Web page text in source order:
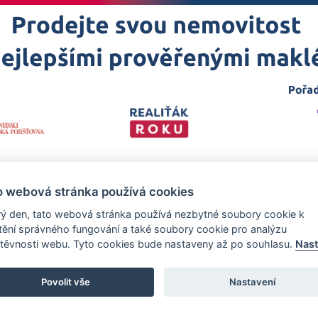
Stránky vytvořeny v iD-SIGN
Promotion, s.r.o., se sídlem Na Folimance 2155/15, 120 00, Praha 2 –
vedeném Městským soudem v Praze, oddíl C, vložka 314803.
webová stránka používá cookies
den, tato webová stránka používá nezbytné soubory cookie k
správného fungování a také soubory cookie pro analýzu
webu. Tyto cookies bude nastaveny až po souhlasu.
Povolit vše Nastavení